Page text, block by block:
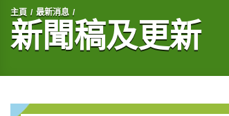
主頁 最新消息
新聞稿及更新